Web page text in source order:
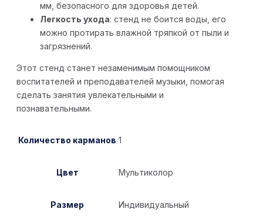
мм, безопасного для здоровья детей.
Легкость ухода: стенд не боится воды, его
можно протирать влажной тряпкой от пыли и
загрязнений.
Этот стенд станет незаменимым помощником
воспитателей и преподавателей музыки, помогая
сделать занятия увлекательными и
познавательными.
Количество карманов 1
Цвет Мультиколор
Размер Индивидуальный